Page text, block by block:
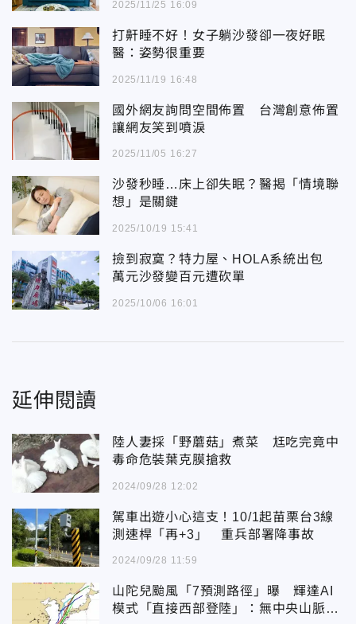
2025/11/25 16:09
打鼾睡不好！女子躺沙發卻一夜好眠
醫：姿勢很重要
2025/11/19 16:48
國外網友詢問空間佈置 台灣創意佈置
讓網友笑到噴淚
2025/11/05 16:27
沙發秒睡…床上卻失眠？醫揭「情境聯
想」是關鍵
2025/10/19 15:41
撿到寂寞？特力屋、HOLA系統出包
萬元沙發變百元遭砍單
2025/10/06 16:01
延伸閱讀
陸人妻採「野蘑菇」煮菜 尪吃完竟中
毒命危裝葉克膜搶救
2024/09/28 12:02
駕車出遊小心這支！10/1起苗栗台3線
測速桿「再+3」 重兵部署降事故
2024/09/28 11:59
山陀兒颱風「7預測路徑」曝 輝達AI
模式「直接西部登陸」：無中央山脈屏